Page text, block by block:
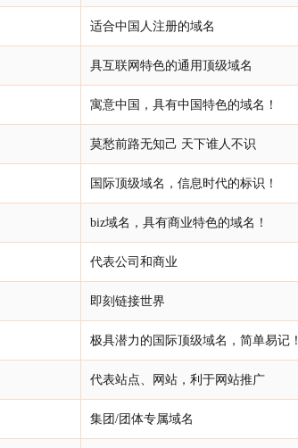
适合中国人注册的域名
具互联网特色的通用顶级域名
寓意中国，具有中国特色的域名！
莫愁前路无知己 天下谁人不识
国际顶级域名，信息时代的标识！
biz域名，具有商业特色的域名！
代表公司和商业
即刻链接世界
极具潜力的国际顶级域名，简单易记！
代表站点、网站，利于网站推广
集团/团体专属域名